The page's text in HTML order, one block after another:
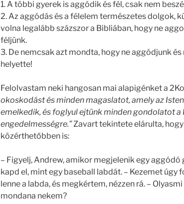
1. A többi gyerek is aggódik és fél, csak nem
2. Az aggódás és a félelem természetes dolgok,
volna legalább százszor a Bibliában, hogy ne
féljünk.
3. De nemcsak azt mondta, hogy ne aggódjunk
helyette!
Felolvastam neki hangosan mai alapigénket a
okoskodást és minden magaslatot, amely az
emelkedik, és foglyul ejtünk minden gondolatot a
engedelmességre.”Zavart tekintete elárulta,
közérthetőbben is:
– Figyelj, Andrew, amikor megjelenik egy
kapd el, mint egy baseball labdát. – Kezemet úgy
lenne a labda, és megkértem, nézzen rá. –
mondana nekem?